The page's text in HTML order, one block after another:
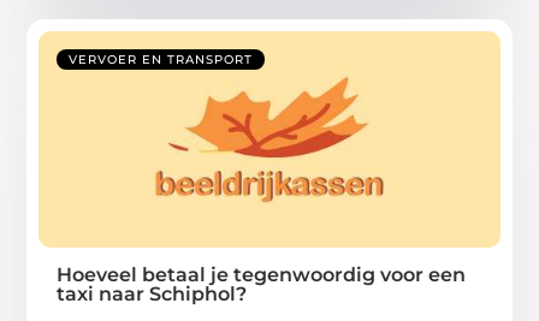
VERVOER EN TRANSPORT
Hoeveel betaal je tegenwoordig voor een
taxi naar Schiphol?